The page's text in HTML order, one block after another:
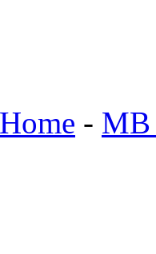
Home - MB